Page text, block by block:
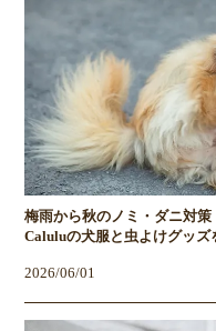
梅雨から秋のノミ・ダニ対
Caluluの犬服と虫よけグッズ
2026/06/01